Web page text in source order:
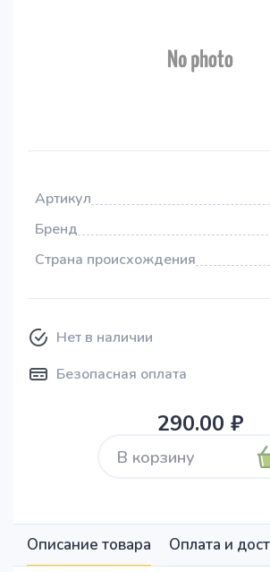
Артикул
Бренд
Страна происхождения
Нет в наличии
Безопасная оплата
290.00 ₽
В корзину
Описание товара Оплата и